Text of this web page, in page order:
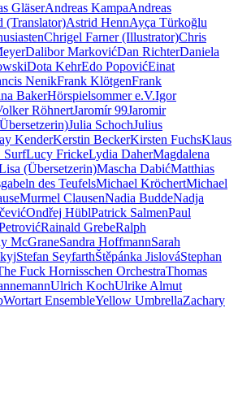
GläserAndreas KampaAndreas
(Translator)Astrid HennAyça Türkoğlu
Chrigel Farner (Illustrator)Chris
Dalibor MarkovićDan RichterDaniela
Dota KehrEdo PopovićEinat
NenikFrank KlötgenFrank
BakerHörspielsommer e.V.Igor
RöhnertJaromír 99Jaromir
Julia SchochJulius
KenderKerstin BeckerKirsten FuchsKlaus
SurfLucy FrickeLydia DaherMagdalena
(Übersetzerin)Mascha DabićMatthias
des TeufelsMichael KröchertMichael
Murmel ClausenNadia BuddeNadja
Ondřej HüblPatrick SalmenPaul
Rainald GrebeRalph
McGraneSandra HoffmannSarah
Stefan SeyfarthŠtěpánka JislováStephan
Fuck Hornisschen OrchestraThomas
Ulrich KochUlrike Almut
Wortart EnsembleYellow UmbrellaZachary